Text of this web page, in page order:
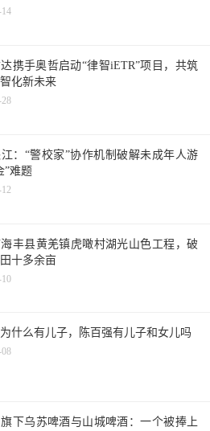
携手奥哲启动“律智iETR”项目，共筑
化新未来
：“警校家”协作机制破解未成年人游
”难题
丰县黄羌镇虎噉村湖光山色工程，破
十多余亩
什么有儿子，陈百强有儿子和女儿吗
下乌苏啤酒与山城啤酒：一个被捧上